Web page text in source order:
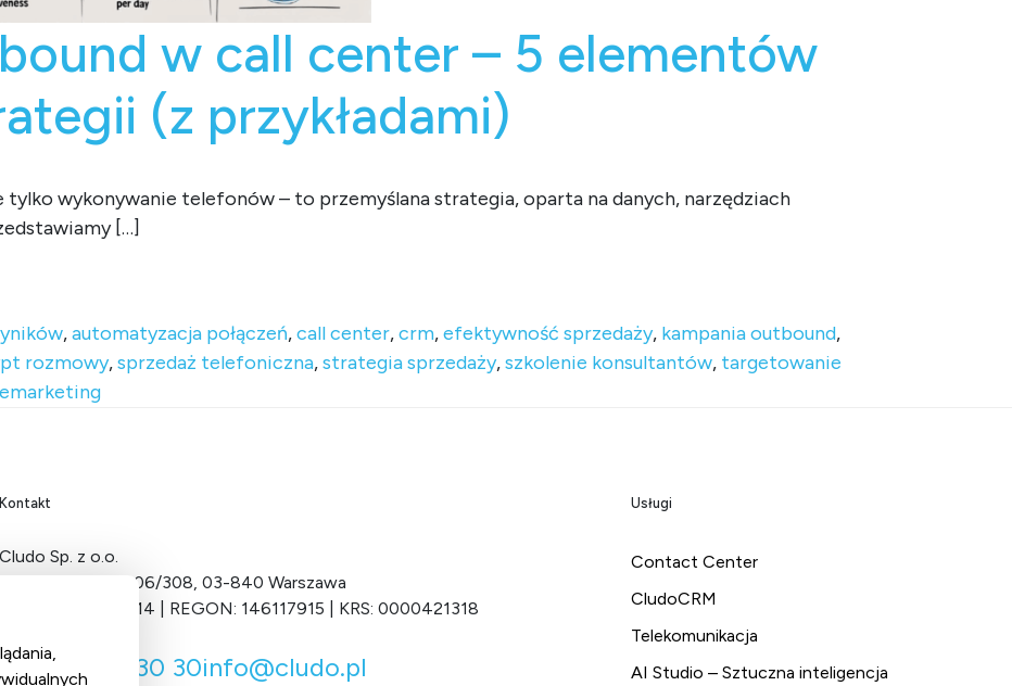
w call center – 5 elementów
(z przykładami)
wykonywanie telefonów – to przemyślana strategia, oparta na danych, narzędziach
[…]
,automatyzacja połączeń,call center,crm,efektywność sprzedaży, kampania outbound,
rozmowy,sprzedaż telefoniczna,strategia sprzedaży,szkolenie konsultantów, targetowanie
Kontakt
Cludo Sp. z o.o.
ul. Grochowska 306/308, 03-840 Warszawa
NIP: 701-034-11-14 | REGON: 146117915 | KRS: 0000421318
+48 22 122 30 30info@cludo.pl
Usługi
Contact Center
CludoCRM
Telekomunikacja
AI Studio – Sztuczna inteligencja